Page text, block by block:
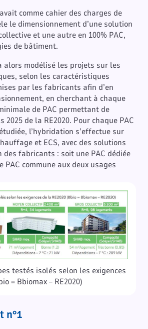
comme cahier des charges de
le dimensionnement d’une solution
et une autre en 100% PAC,
de bâtiment.
alors modélisé les projets sur les
selon les caractéristiques
par les fabricants afin d’en
en cherchant à chaque
de PAC permettant de
2025 de la RE2020. Pour chaque PAC
l’hybridation s’effectue sur
et ECS, avec des solutions
des fabricants : soit une PAC dédiée
PAC commune aux deux usages
testés isolés selon les exigences
= Bbiomax – RE2020)
n°1